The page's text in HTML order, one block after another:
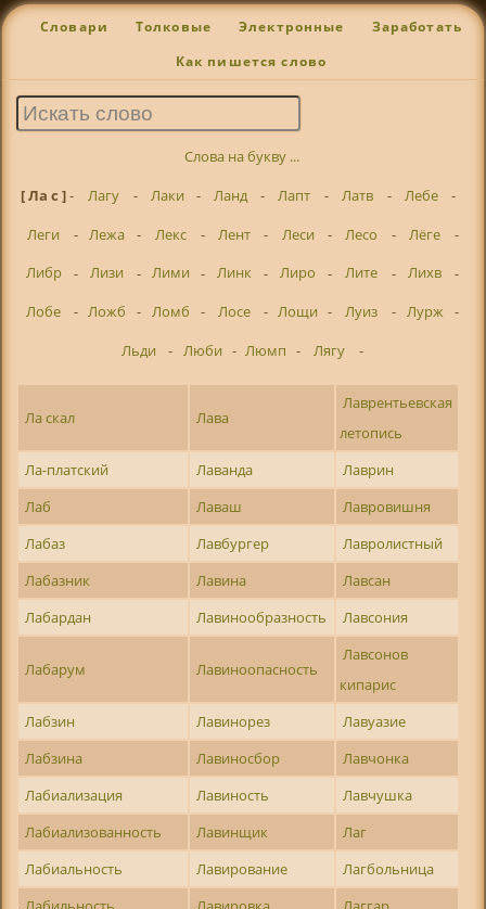
Словари Толковые Электронные Заработать
Как пишется слово
Слова на букву ...
[ Ла с ]- Лагу - Лаки - Ланд - Лапт - Латв - Лебе
-
Леги
- Лежа - Лекс - Лент - Леси - Лесо - Лёге
-
Либр
- Лизи - Лими - Линк - Лиро - Лите - Лихв
-
Лобе
- Ложб - Ломб - Лосе - Лощи - Луиз - Лурж -
Льди
- Люби - Люмп - Лягу -
Ла скал Лава
Лаврентьевская
летопись
Ла-платский
Лаванда
Лаврин
Лаб
Лаваш
Лавровишня
Лабаз
Лавбургер
Лавролистный
Лабазник
Лавина
Лавсан
Лабардан
Лавинообразность Лавсония
Лабарум Лавиноопасность
Лавсонов
кипарис
Лабзин
Лавинорез
Лавуазие
Лабзина
Лавиносбор
Лавчонка
Лабиализация
Лавиность
Лавчушка
Лабиализованность
Лавинщик
Лаг
Лабиальность
Лавирование
Лагбольница